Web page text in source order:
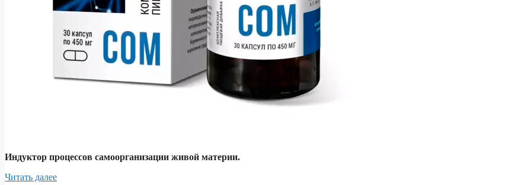
Индуктор процессов самоорганизации живой материи.
Читать далее